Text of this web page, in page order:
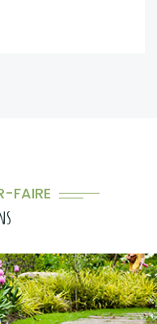
FAIRE